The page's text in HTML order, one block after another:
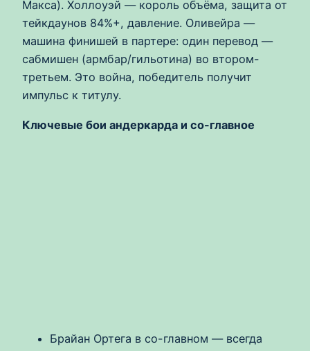
Макса). Холлоуэй — король объёма, защита от
тейкдаунов 84%+, давление. Оливейра —
машина финишей в партере: один перевод —
сабмишен (армбар/гильотина) во втором-
третьем. Это война, победитель получит
импульс к титулу.
Ключевые бои андеркарда и со-главное
Брайан Ортега в со-главном — всегда